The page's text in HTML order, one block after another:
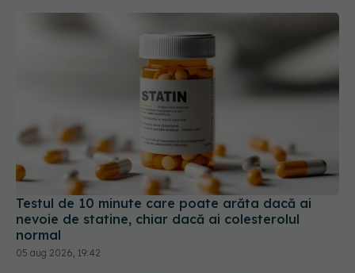
Testul de 10 minute care poate arăta dacă ai
nevoie de statine, chiar dacă ai colesterolul
normal
05 aug 2026, 19:42